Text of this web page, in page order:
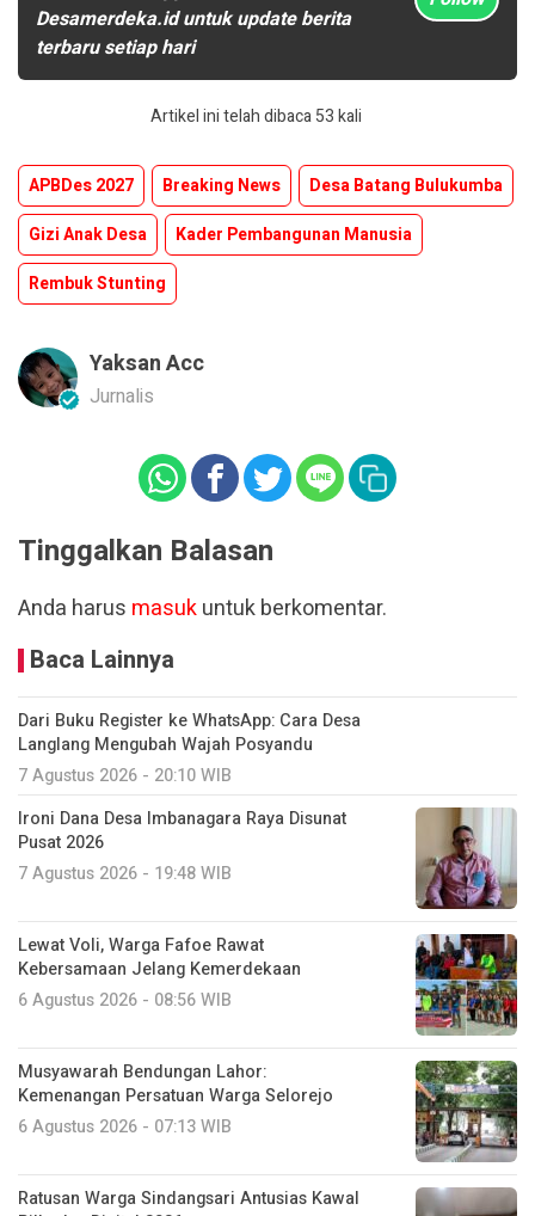
Desamerdeka.id untuk update berita
terbaru setiap hari
Artikel ini telah dibaca 53 kali
APBDes 2027 Breaking News
Desa Batang Bulukumba
Gizi Anak Desa
Kader Pembangunan Manusia
Rembuk Stunting
Yaksan Acc
Jurnalis
Tinggalkan Balasan
Anda harus masukuntuk berkomentar.
Baca Lainnya
Dari Buku Register ke WhatsApp: Cara Desa
Langlang Mengubah Wajah Posyandu
7 Agustus 2026 - 20:10 WIB
Ironi Dana Desa Imbanagara Raya Disunat
Pusat 2026
7 Agustus 2026 - 19:48 WIB
Lewat Voli, Warga Fafoe Rawat
Kebersamaan Jelang Kemerdekaan
6 Agustus 2026 - 08:56 WIB
Musyawarah Bendungan Lahor:
Kemenangan Persatuan Warga Selorejo
6 Agustus 2026 - 07:13 WIB
Ratusan Warga Sindangsari Antusias Kawal